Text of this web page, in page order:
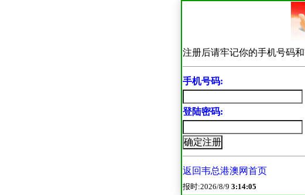
注册后请牢记你的手机号码
手机号码:
登陆密码:
返回韦总港澳网首页
报时:2026/8/9 3:14:05